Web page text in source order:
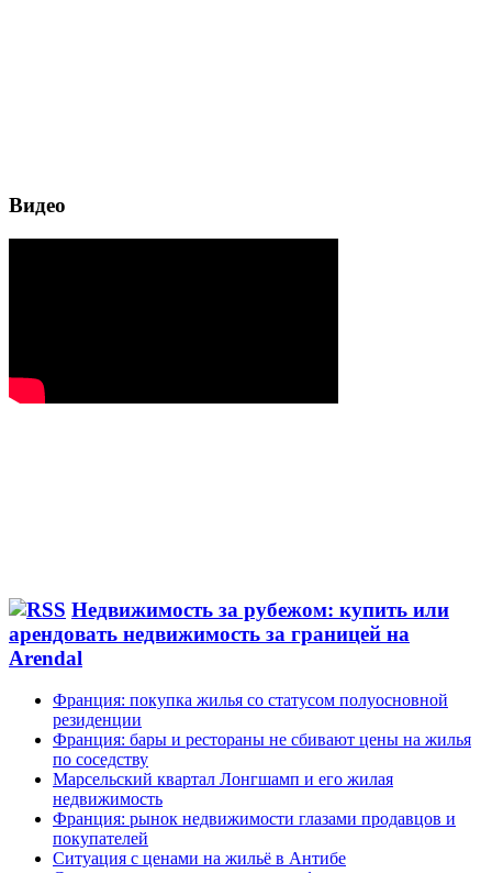
Видео
Недвижимость за рубежом: купить или
арендовать недвижимость за границей на
Arendal
Франция: покупка жилья со статусом полуосновной
резиденции
Франция: бары и рестораны не сбивают цены на жилья
по соседству
Марсельский квартал Лонгшамп и его жилая
недвижимость
Франция: рынок недвижимости глазами продавцов и
покупателей
Ситуация с ценами на жильё в Антибе